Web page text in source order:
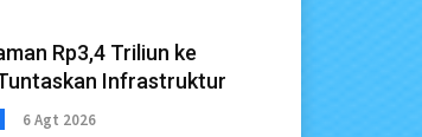
Rp3,4 Triliun ke
Infrastruktur
6 Agt 2026